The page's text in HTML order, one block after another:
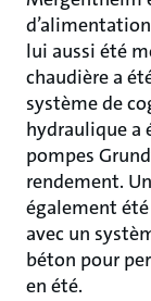
lui aussi été
chaudière a
système de
hydraulique a
pompes
rendement.
également
avec un
béton pour
en été.